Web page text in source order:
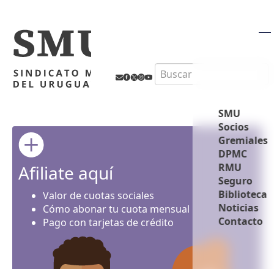
Search
SMU
Socios
Gremiales
DPMC
RMU
Seguro
Biblioteca
Noticias
Contacto
Afiliate aquí
Valor de cuotas sociales
Cómo abonar tu cuota mensual
Pago con tarjetas de crédito